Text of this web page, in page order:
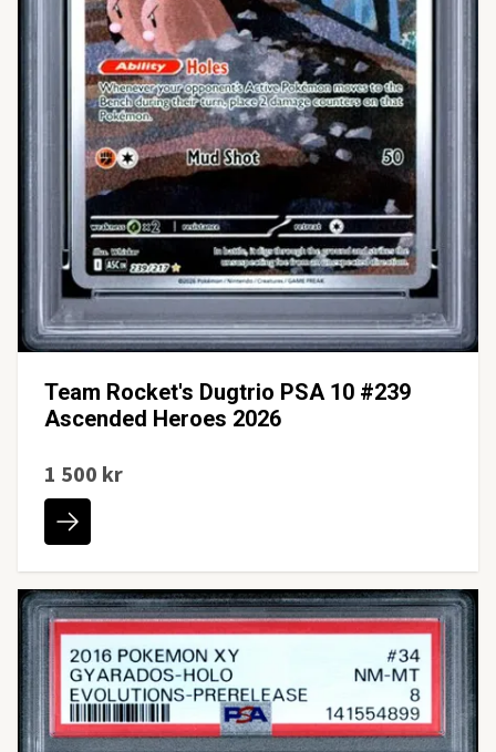
Team Rocket's Dugtrio PSA 10 #239
Ascended Heroes 2026
1 500 kr